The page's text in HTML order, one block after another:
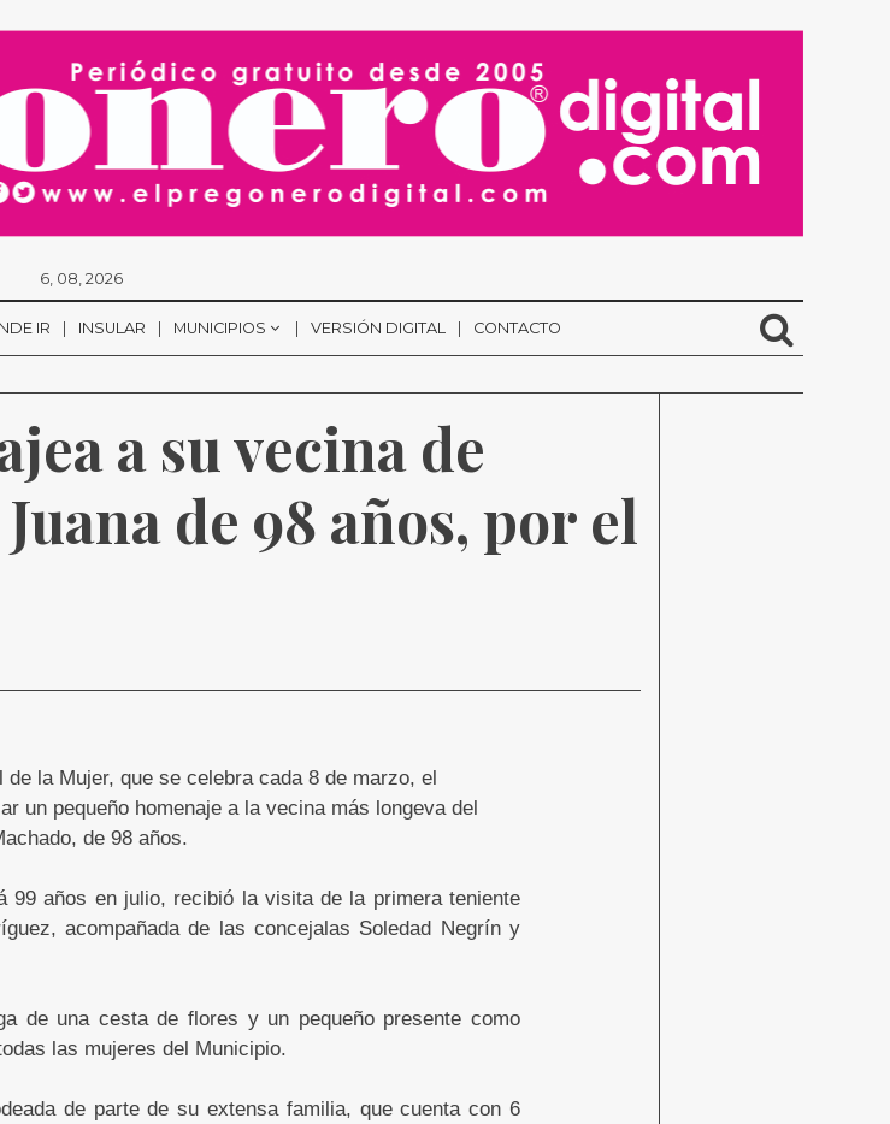
6, 08, 2026
IR INSULAR MUNICIPIOS VERSIÓN DIGITAL CONTACTO
a su vecina de
de 98 años, por el
la Mujer, que se celebra cada 8 de marzo, el
un pequeño homenaje a la vecina más longeva del
de 98 años.
99 años en julio, recibió la visita de la primera teniente
acompañada de las concejalas Soledad Negrín y
de una cesta de flores y un pequeño presente como
las mujeres del Municipio.
de parte de su extensa familia, que cuenta con 6